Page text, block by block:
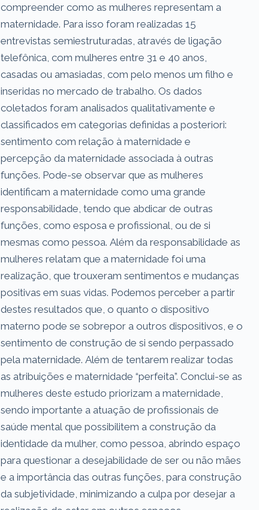
compreender como as mulheres representam a
maternidade. Para isso foram realizadas 15
entrevistas semiestruturadas, através de ligação
telefônica, com mulheres entre 31 e 40 anos,
casadas ou amasiadas, com pelo menos um filho e
inseridas no mercado de trabalho. Os dados
coletados foram analisados qualitativamente e
classificados em categorias definidas a posteriori:
sentimento com relação à maternidade e
percepção da maternidade associada à outras
funções. Pode-se observar que as mulheres
identificam a maternidade como uma grande
responsabilidade, tendo que abdicar de outras
funções, como esposa e profissional, ou de si
mesmas como pessoa. Além da responsabilidade as
mulheres relatam que a maternidade foi uma
realização, que trouxeram sentimentos e mudanças
positivas em suas vidas. Podemos perceber a partir
destes resultados que, o quanto o dispositivo
materno pode se sobrepor a outros dispositivos, e o
sentimento de construção de si sendo perpassado
pela maternidade. Além de tentarem realizar todas
as atribuições e maternidade “perfeita”. Conclui-se as
mulheres deste estudo priorizam a maternidade,
sendo importante a atuação de profissionais de
saúde mental que possibilitem a construção da
identidade da mulher, como pessoa, abrindo espaço
para questionar a desejabilidade de ser ou não mães
e a importância das outras funções, para construção
da subjetividade, minimizando a culpa por desejar a